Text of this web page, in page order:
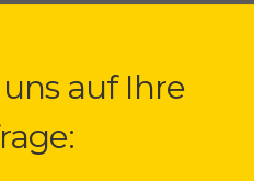
auf Ihre